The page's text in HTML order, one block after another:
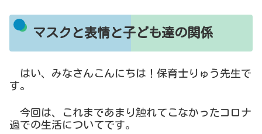
マスクと表情と子ども達の関係
はい、みなさんこんにちは！保育士りゅう先生で
す。
今回は、これまであまり触れてこなかったコロナ
過での生活についてです。